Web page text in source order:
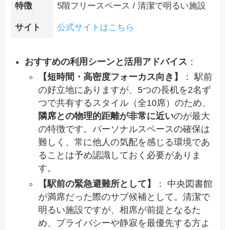
特徴 5階フリースペース / 清潔で明るい施設
サイト 公式サイトはこちら
おすすめの利用シーンと活用アドバイス ：
【短時間・高密度フォーカス向き】
： 駅前
の好立地にありますが、5つの長机を2名ず
つで共有するスタイル（全10席）のため、
隣席との物理的距離が非常に近いのが最大
の特徴です。パーソナルスペースの確保は
難しく、常に他人の気配を感じる環境であ
ることは予め認識しておく必要がありま
す。
【駅前の緊急避難所として】
： 中央図書館
が満席だった際のサブ候補として。清潔で
明るい施設ですが、相席が前提となるた
め、プライバシーや静寂を最優先する方よ